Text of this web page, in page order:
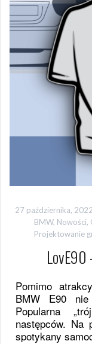
27 października, 2022
BMW, Nowości,
Projektowanie
Pomimo
BMW E90 nie
Popularna
następców. Na
spotykany